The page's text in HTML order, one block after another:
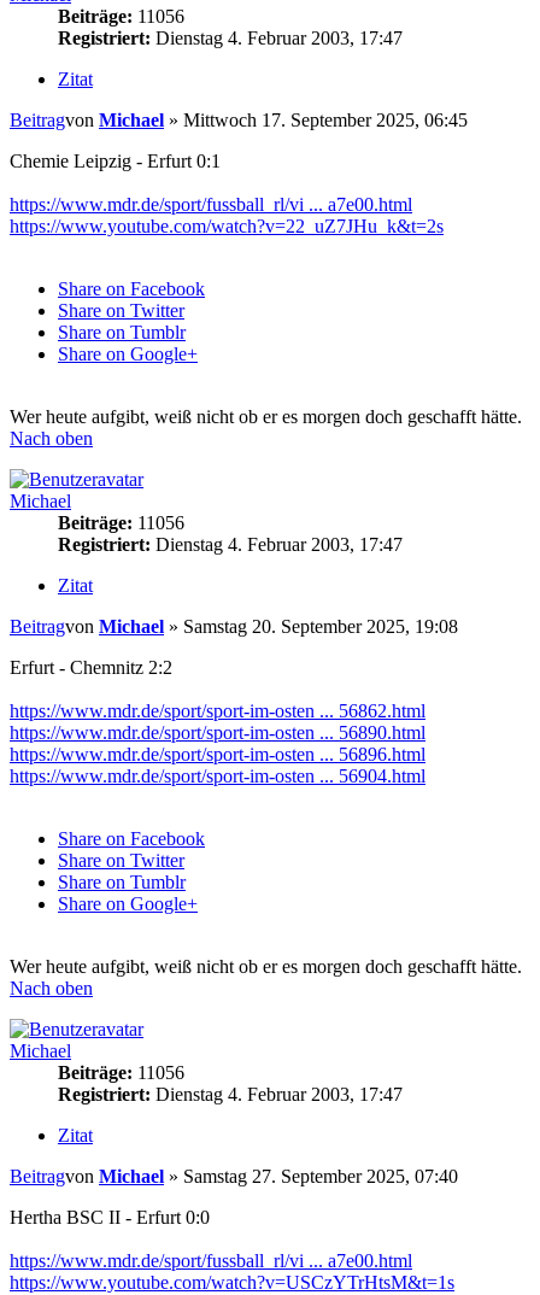
Beiträge: 11056
Registriert: Dienstag 4. Februar 2003, 17:47
Zitat
Beitragvon Michael » Mittwoch 17. September 2025, 06:45
Chemie Leipzig - Erfurt 0:1
https://www.mdr.de/sport/fussball_rl/vi ... a7e00.html
https://www.youtube.com/watch?v=22_uZ7JHu_k&t=2s
Share on Facebook
Share on Twitter
Share on Tumblr
Share on Google+
Wer heute aufgibt, weiß nicht ob er es morgen doch geschafft hätte.
Nach oben
Michael
Beiträge: 11056
Registriert: Dienstag 4. Februar 2003, 17:47
Zitat
Beitragvon Michael » Samstag 20. September 2025, 19:08
Erfurt - Chemnitz 2:2
https://www.mdr.de/sport/sport-im-osten ... 56862.html
https://www.mdr.de/sport/sport-im-osten ... 56890.html
https://www.mdr.de/sport/sport-im-osten ... 56896.html
https://www.mdr.de/sport/sport-im-osten ... 56904.html
Share on Facebook
Share on Twitter
Share on Tumblr
Share on Google+
Wer heute aufgibt, weiß nicht ob er es morgen doch geschafft hätte.
Nach oben
Michael
Beiträge: 11056
Registriert: Dienstag 4. Februar 2003, 17:47
Zitat
Beitragvon Michael » Samstag 27. September 2025, 07:40
Hertha BSC II - Erfurt 0:0
https://www.mdr.de/sport/fussball_rl/vi ... a7e00.html
https://www.youtube.com/watch?v=USCzYTrHtsM&t=1s